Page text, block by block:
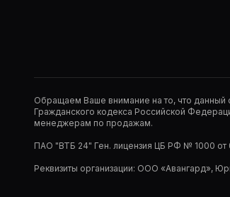
Обращаем Ваше внимание на то, что данный
Гражданского кодекса Российской
менеджерам по продажам.
ПАО "ВТБ 24" Ген. лицензия ЦБ РФ № 1000 от
Реквизиты организации: ООО «Авангард»,